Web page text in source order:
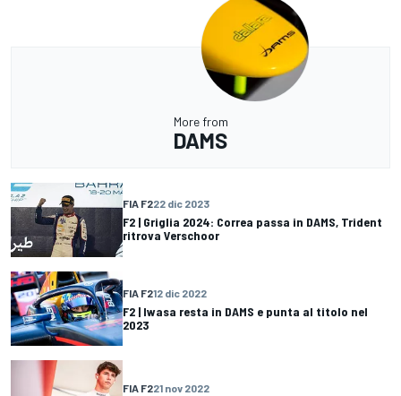
More from
DAMS
FIA F222 dic 2023
F2 | Griglia 2024: Correa passa in DAMS, Trident
ritrova Verschoor
FIA F212 dic 2022
F2 | Iwasa resta in DAMS e punta al titolo nel
2023
FIA F221 nov 2022